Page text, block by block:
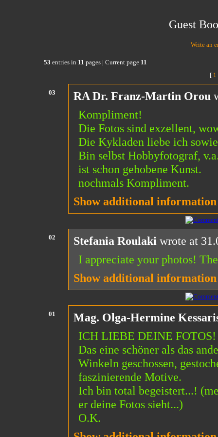
Guest
Write an
53 entries in 11 pages | Current page 11
[ 1
03 RA Dr. Franz-Martin Orou
Kompliment!
Die Fotos sind exzellent,
Die Kykladen liebe ich
Bin selbst Hobbyfotograf,
ist schon gehobene Kunst.
nochmals Kompliment.
Show additional information
02 Stefania Roulaki wrote at
I appreciate your photos!
Show additional information
01
Mag. Olga-Hermine
ICH LIEBE DEINE FOTOS!
Das eine schöner als das
Winkeln geschossen,
faszinierende Motive.
Ich bin total begeistert...!
er deine Fotos sieht...)
O.K.